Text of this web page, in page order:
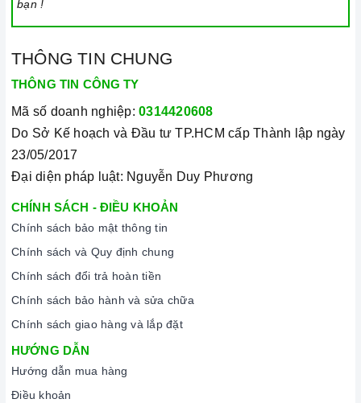
bạn !
THÔNG TIN CHUNG
THÔNG TIN CÔNG TY
Mã số doanh nghiệp: 0314420608
Do Sở Kế hoạch và Đầu tư TP.HCM cấp Thành lập ngày
23/05/2017
Đại diện pháp luật: Nguyễn Duy Phương
CHÍNH SÁCH - ĐIỀU KHOẢN
Chính sách bảo mật thông tin
Chính sách và Quy định chung
Chính sách đổi trả hoàn tiền
Chính sách bảo hành và sửa chữa
Chính sách giao hàng và lắp đặt
HƯỚNG DẪN
Hướng dẫn mua hàng
Điều khoản